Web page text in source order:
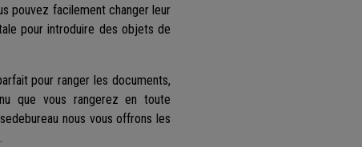
pouvez facilement changer leur
pour introduire des objets de
pour ranger les documents,
que vous rangerez en toute
nous vous offrons les